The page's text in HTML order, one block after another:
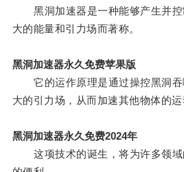
黑洞加速器是一种能够产生并控
大的能量和引力场而著称。
黑洞加速器永久免费苹果版
它的运作原理是通过操控黑洞吞
大的引力场，从而加速其他物体的运
黑洞加速器永久免费2024年
这项技术的诞生，将为许多领域